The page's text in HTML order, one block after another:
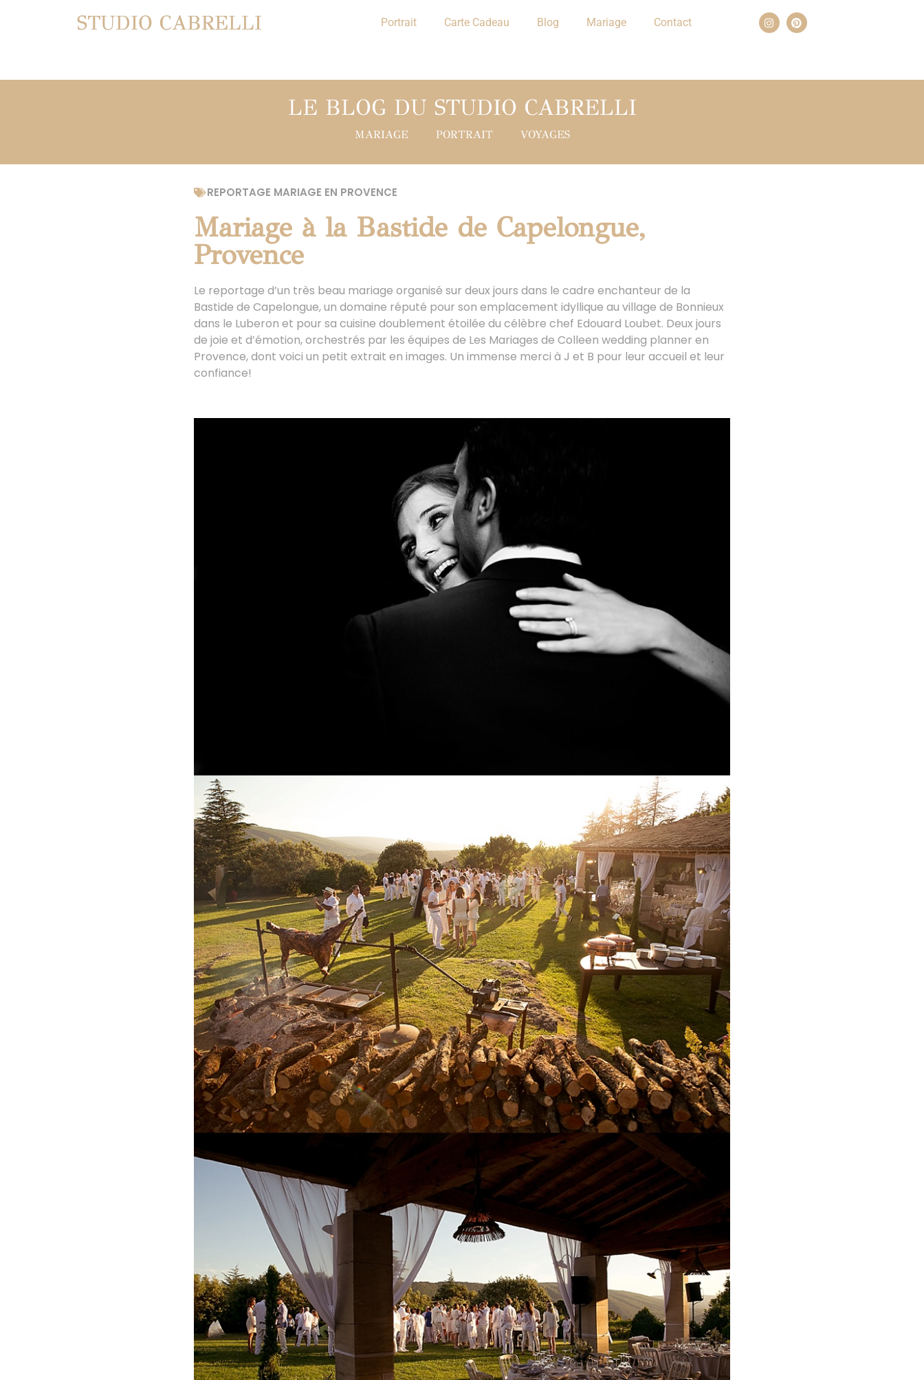
STUDIO CABRELLI Portrait Carte Cadeau Blog Mariage Contact
LE BLOG DU STUDIO CABRELLI
MARIAGE PORTRAIT VOYAGES
REPORTAGE MARIAGE EN PROVENCE
Mariage à la Bastide de Capelongue,
Provence
Le reportage d’un très beau mariage organisé sur deux jours dans le cadre enchanteur de la
Bastide de Capelongue, un domaine réputé pour son emplacement idyllique au village de Bonnieux
dans le Luberon et pour sa cuisine doublement étoilée du célèbre chef Edouard Loubet. Deux jours
de joie et d’émotion, orchestrés par les équipes de Les Mariages de Colleen wedding planner en
Provence, dont voici un petit extrait en images. Un immense merci à J et B pour leur accueil et leur
confiance!